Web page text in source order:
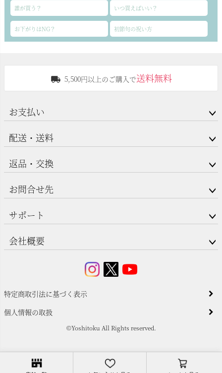
誰が買う？ いつ買えばいい？
お下がりはNG？ 初節句の祝い方
5,500円以上のご購入で送料無料
お支払い
配送・送料
返品・交換
お問合せ先
サポート
会社概要
特定商取引法に基づく表示
個人情報の取扱
©Yoshitoku All Rights reserved.